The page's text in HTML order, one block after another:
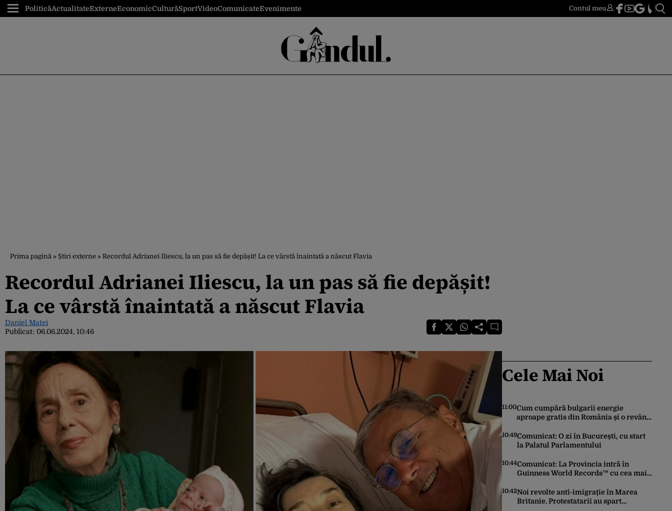
PoliticăActualitateExterneEconomicCulturăSportVideoComunicateEvenimente Contul meu
Prima pagină » Știri externe » Recordul Adrianei Iliescu, la un pas să fie depășit! La ce vârstă înaintată a născut Flavia
Recordul Adrianei Iliescu, la un pas să fie depășit!
La ce vârstă înaintată a născut Flavia
Daniel Matei
Publicat: 06.06.2024, 10:46
Cele Mai Noi
11:00Cum cumpără bulgarii energie
aproape gratis din România și o revând
sunt noii „băieți deștepți” din energie
de la sud de Dunăre
10:49Comunicat: O zi în București, cu start
la Palatul Parlamentului
10:44Comunicat: La Provincia intră în
Guinness World Records™ cu cea mai
la un eveniment
10:42Noi revolte anti-imigrație în Marea
Britanie. Protestatarii au spart